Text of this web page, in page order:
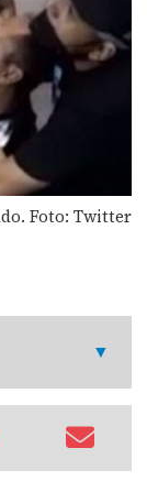
Foto: Twitter